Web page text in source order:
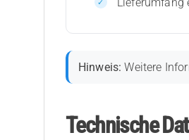
Hinweis: Weitere
Technische